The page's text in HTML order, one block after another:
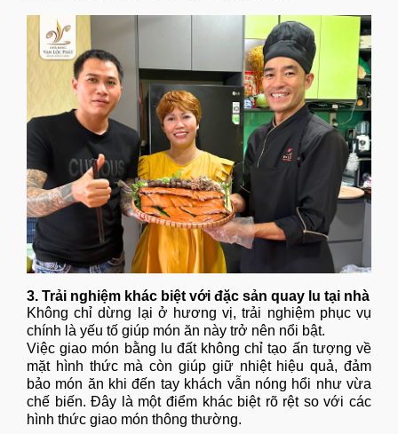
3. Trải nghiệm khác biệt với đặc sản quay lu tại nhà
Không chỉ dừng lại ở hương vị, trải nghiệm phục vụ
chính là yếu tố giúp món ăn này trở nên nổi bật.
Việc giao món bằng lu đất không chỉ tạo ấn tượng về
mặt hình thức mà còn giúp giữ nhiệt hiệu quả, đảm
bảo món ăn khi đến tay khách vẫn nóng hổi như vừa
chế biến. Đây là một điểm khác biệt rõ rệt so với các
hình thức giao món thông thường.